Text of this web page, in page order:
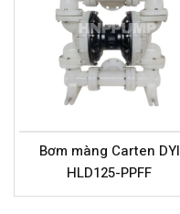
Bơm màng Carten DYI
HLD125-PPFF